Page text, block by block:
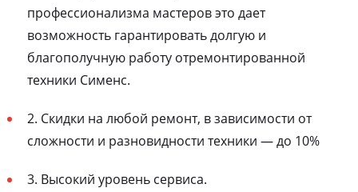
профессионализма мастеров это дает
возможность гарантировать долгую и
благополучную работу отремонтированной
техники Сименс.
2. Скидки на любой ремонт, в зависимости от
сложности и разновидности техники — до 10%
3. Высокий уровень сервиса.